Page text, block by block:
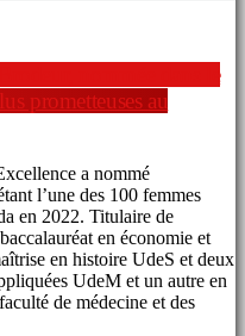
nommée dans le
prometteuses au
a nommé
l’une des 100 femmes
en 2022. Titulaire de
en économie et
en histoire UdeS et deux
UdeM et un autre en
de médecine et des